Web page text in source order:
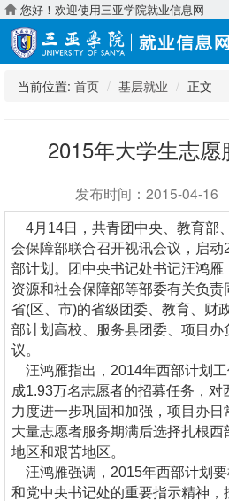
您好！欢迎使用三亚学院就业信息网
当前位置: 首页 基层就业 正文
2015年大学生志
发布时间：2015-04-
4月14日，共青团中央、教育部
会保障部联合召开视讯会议，启
部计划。团中央书记处书记汪鸿雁
资源和社会保障部等部委有关负
省(区、市)的省级团委、教育、财
部计划高校、服务县团委、项目办
议。
汪鸿雁指出，2014年西部计划
成1.93万名志愿者的招募任务，
力度进一步巩固和加强，项目办日
大量志愿者服务期满后选择扎根
地区和艰苦地区。
汪鸿雁强调，2015年西部计划
和党中央书记处的重要指示精神，